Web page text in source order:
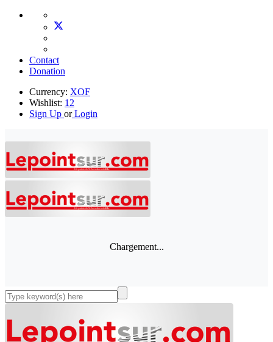
Contact
Donation
Currency: XOF
Wishlist: 12
Sign Up orLogin
Chargement...